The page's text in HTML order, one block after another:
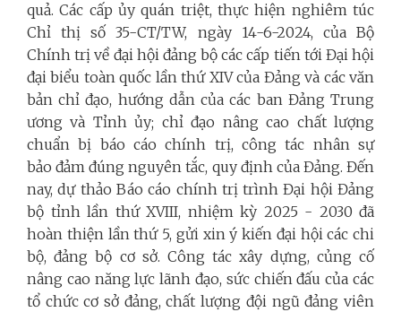
quả. Các cấp ủy quán triệt, thực hiện nghiêm túc
Chỉ thị số 35-CT/TW, ngày 14-6-2024, của Bộ
Chính trị về đại hội đảng bộ các cấp tiến tới Đại hội
đại biểu toàn quốc lần thứ XIV của Đảng và các văn
bản chỉ đạo, hướng dẫn của các ban Đảng Trung
ương và Tỉnh ủy; chỉ đạo nâng cao chất lượng
chuẩn bị báo cáo chính trị, công tác nhân sự
bảo đảm đúng nguyên tắc, quy định của Đảng. Đến
nay, dự thảo Báo cáo chính trị trình Đại hội Đảng
bộ tỉnh lần thứ XVIII, nhiệm kỳ 2025 - 2030 đã
hoàn thiện lần thứ 5, gửi xin ý kiến đại hội các chi
bộ, đảng bộ cơ sở. Công tác xây dựng, củng cố
nâng cao năng lực lãnh đạo, sức chiến đấu của các
tổ chức cơ sở đảng, chất lượng đội ngũ đảng viên